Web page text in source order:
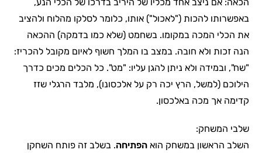
באפשרותו להכות ("לאכול") אותו, כלומר לסלקו מהלוח ולהציב
את הכלי המכה במקומו. בשחמט (שלא כמו בדמקה) ההכאה
הנה זכות ולא חובה. במצב בו המלך חשוף לאיום מקובל להכריז:
"שח", ובמידה ולא ניתן להגן עליו: "מט". כל הכלים מכים כדרך
הילוכם (למשל, הרץ יכה רק על אלכסונו), מלבד הרגלי שזז
קדימה אך מכה באלכסון.
שלבי המשחק:
השלב הראשון במשחק הואהפתיחה. בשלב זה פותח השחקן